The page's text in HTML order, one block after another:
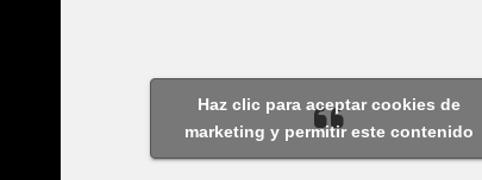
Haz clic para aceptar cookies de
marketing y permitir este contenido